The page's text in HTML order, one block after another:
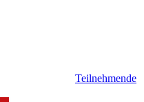
Teilnehmende